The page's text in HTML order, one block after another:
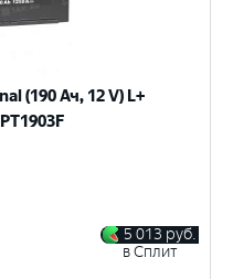
(190 Ач, 12 V) L+
5 013 руб.
в Сплит